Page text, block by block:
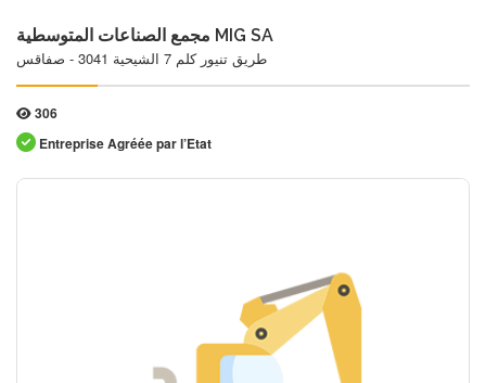
مجمع الصناعات المتوسطية MIG SA
طريق تنيور كلم 7 الشيحية 3041 - صفاقس
306
Entreprise Agréée par l’Etat